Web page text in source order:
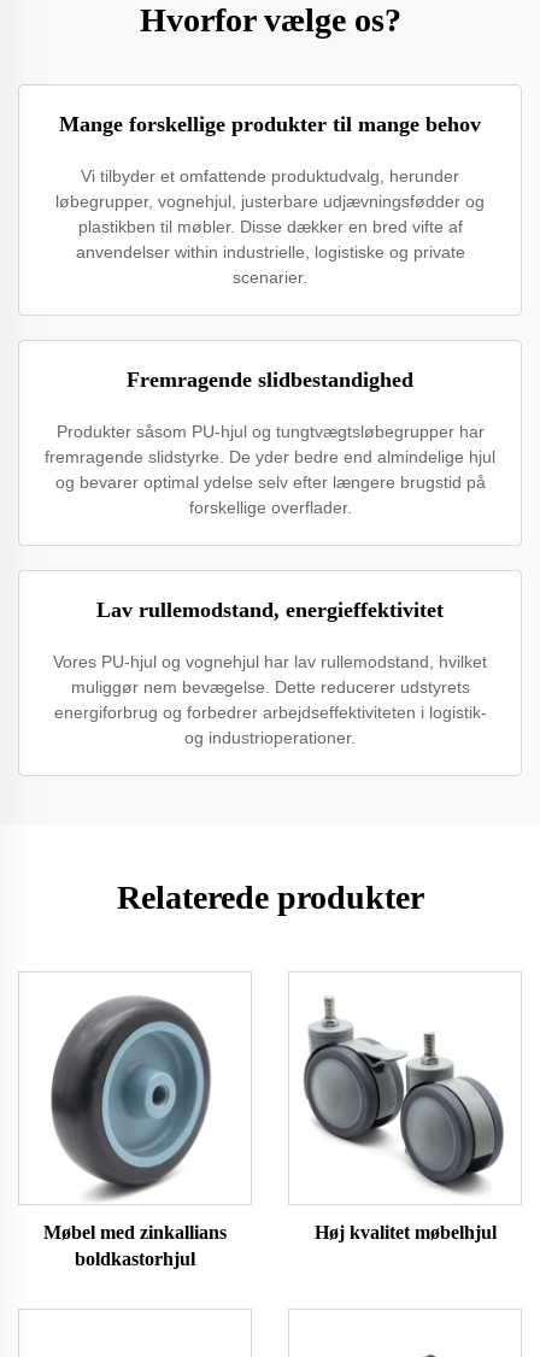
Hvorfor vælge os?
Mange forskellige produkter til mange behov
Vi tilbyder et omfattende produktudvalg, herunder
løbegrupper, vognehjul, justerbare udjævningsfødder og
plastikben til møbler. Disse dækker en bred vifte af
anvendelser within industrielle, logistiske og private
scenarier.
Fremragende slidbestandighed
Produkter såsom PU-hjul og tungtvægtsløbegrupper har
fremragende slidstyrke. De yder bedre end almindelige hjul
og bevarer optimal ydelse selv efter længere brugstid på
forskellige overflader.
Lav rullemodstand, energieffektivitet
Vores PU-hjul og vognehjul har lav rullemodstand, hvilket
muliggør nem bevægelse. Dette reducerer udstyrets
energiforbrug og forbedrer arbejdseffektiviteten i logistik-
og industrioperationer.
Relaterede produkter
Møbel med zinkallians
boldkastorhjul
Høj kvalitet møbelhjul